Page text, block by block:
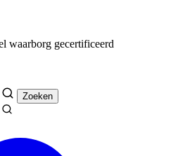
waarborg gecertificeerd
Zoeken